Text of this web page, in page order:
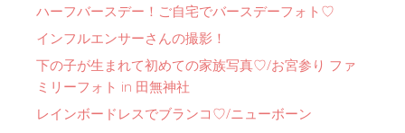
ハーフバースデー！ご自宅でバースデーフォト♡
インフルエンサーさんの撮影！
下の子が生まれて初めての家族写真♡/お宮参り ファ
ミリーフォト in 田無神社
レインボードレスでブランコ♡/ニューボーン